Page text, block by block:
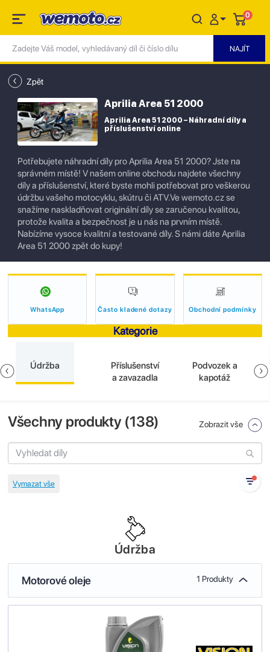
0
Zpět
Aprilia Area 51 2000
Aprilia Area 51 2000 – Náhradní díly a
příslušenství online
Potřebujete náhradní díly pro Aprilia Area 51 2000? Jste na
správném místě! V našem online obchodu najdete všechny
díly a příslušenství, které byste mohli potřebovat pro veškerou
údržbu vašeho motocyklu, skútru či ATV.Ve wemoto.cz se
snažíme naskladňovat originální díly se zaručenou kvalitou,
protože kvalita a bezpečnost je u nás na prvním místě.
Nabízíme vysoce kvalitní a testované díly. S námi dáte Aprilia
Area 51 2000 zpět do kupy!
WhatsApp Často kladené dotazy Obchodní podmínky
Kategorie
Údržba
Příslušenství
a zavazadla
Podvozek a
kapotáž
Všechny produkty (138) Zobrazit vše
Údržba
Motorové oleje 1 Produkty